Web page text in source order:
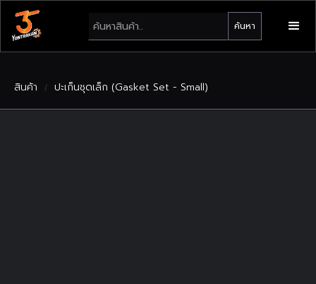
สินค้า / ปะเก็นชุดเล็ก (Gasket Set - Small)